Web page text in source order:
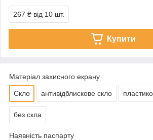
267 ₴ від 10 шт.
Купити
Матеріал захисного екрану
Скло антивідблискове скло
без скла
Наявність паспарту